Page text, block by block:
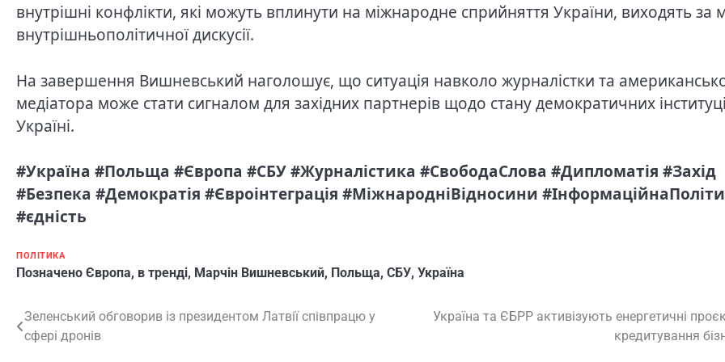
внутрішні конфлікти, які можуть вплинути на міжнародне сприйняття України, виходять за
внутрішньополітичної дискусії.
На завершення Вишневський наголошує, що ситуація навколо журналістки та
медіатора може стати сигналом для західних партнерів щодо стану демократичних
Україні.
#Україна #Польща #Європа #СБУ #Журналістика #СвободаСлова #Дипломатія #Захід
#Безпека #Демократія #Євроінтеграція #МіжнародніВідносини
#єдність
ПОЛІТИКА
Позначено Європа, в тренді, Марчін Вишневський, Польща, СБУ, Україна
Навігація
записів
Зеленський обговорив із президентом Латвії співпрацю у
сфері дронів
Україна та ЄБРР активізують енергетичні
кредитування